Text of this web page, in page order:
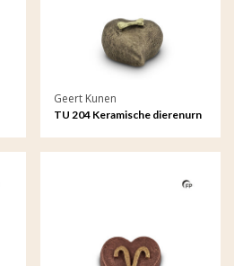
Geert Kunen
TU 204 Keramische dierenurn